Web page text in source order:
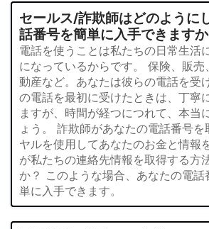
セールス/詐欺師はどのように
話番号を簡単に入手できますか
電話を使うことは私たちの日常生活
になっているからです。 保険、販売
動産など。あなたは彼らの電話を受
の電話を最初に受けたときは、丁寧
ますが、時間が経つにつれて、本当
ょう。 詐欺師があなたの電話番号を
ヤルを使用してあなたのお金と情報
が私たちの連絡先情報を取得する方
か？ このような場合、あなたの電話
単に入手できます。